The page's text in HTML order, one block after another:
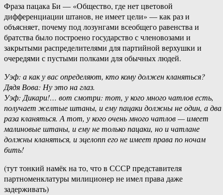
Фраза пацака Би — «Общество, где нет цветовой
дифференциации штанов, не имеет цели» — как раз и
объясняет, почему под лозунгами всеобщего равенства и
братства было построено государство с членовозами и
закрытыми распределителями для партийной верхушки и
очередями с пустыми полками для обычных людей.
Уэф: а как у вас определяют, кто кому должен кланяться?
Дядя Вова: Ну это на глаз.
Уэф: Дикари!… вот смотри: тот, у кого много чатлов есть,
получает желтые штаны, и ему пацаки должны не один, а два
раза кланяться. А тот, у кого очень много чатлов — имеет
малиновые штаны, и ему не только пацаки, но и чатлане
должны кланяться, и эцелопп его не имеет права по ночам
бить!
(тут тонкий намёк на то, что в СССР представителя
партноменклатуры милиционер не имел права даже
задерживать)